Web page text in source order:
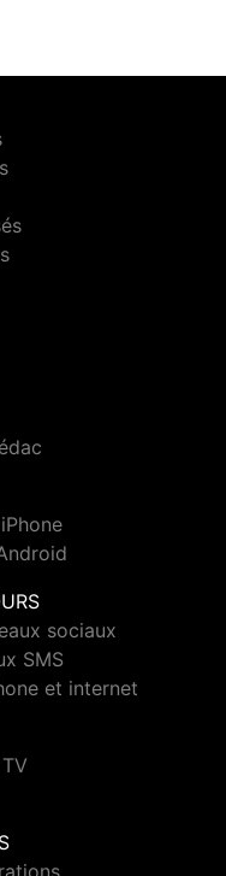
sociaux
SMS
et internet